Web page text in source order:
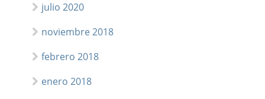
julio 2020
noviembre 2018
febrero 2018
enero 2018